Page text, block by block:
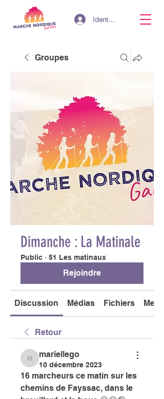
Identifiant
Groupes
Dimanche : La Matinale
Public · 51 Les matinaux
Rejoindre
Discussion Médias Fichiers
Retour
mariellego
mariellego
10 décembre 2023
16 marcheurs ce matin sur les
chemins de Fayssac, dans le